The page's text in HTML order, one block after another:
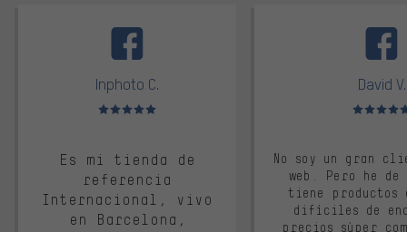
Inphoto C.
Valoración media: 5 de 5
Es mi tienda de
referencia
Internacional, vivo
en Barcelona,
David V.
Valoración
No soy un gran
web. Pero he
tiene productos
difíciles de
precios súper